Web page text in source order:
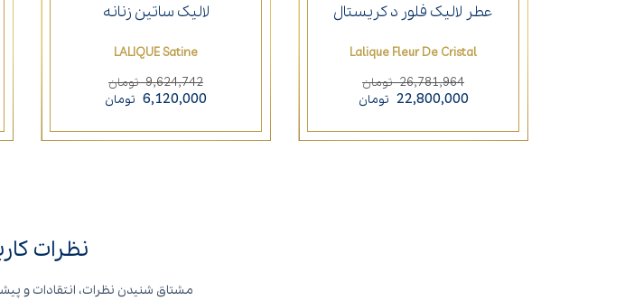
عطر لالیک فلور د کریستال
Lalique Fleur De Cristal
26,781,964 تومان
22,800,000 تومان
لالیک ساتین زنانه
LALIQUE Satine
9,624,742 تومان
6,120,000 تومان
نظرات
مشتاق شنیدن نظرات، انتقادات و